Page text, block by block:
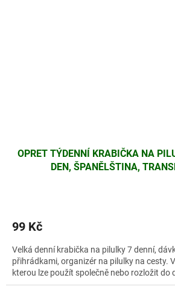
OPRET TÝDENNÍ KRABIČKA NA
DEN, ŠPANĚLŠTINA,
99 Kč
Velká denní krabička na pilulky 7 denní,
přihrádkami, organizér na pilulky na cesty.
kterou lze použít společně nebo rozložit do